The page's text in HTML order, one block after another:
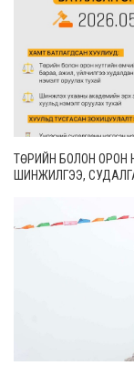
ТӨРИЙН БОЛОН ОРОН
ШИНЖИЛГЭЭ,